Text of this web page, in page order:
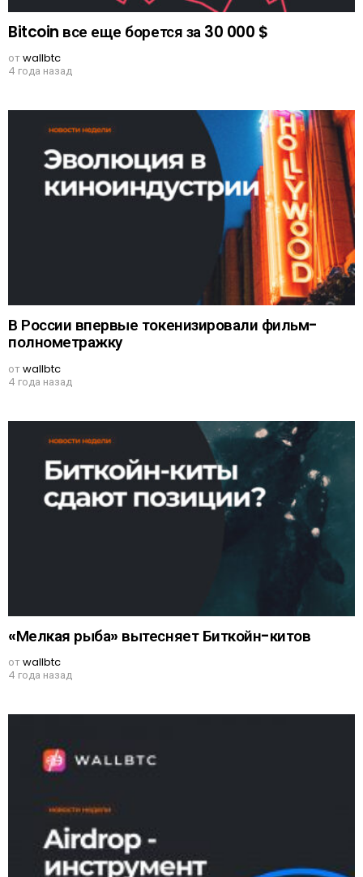
Bitcoin все еще борется за 30 000 $
отwallbtc
4 года назад
В России впервые токенизировали фильм-
полнометражку
отwallbtc
4 года назад
«Мелкая рыба» вытесняет Биткойн-китов
отwallbtc
4 года назад